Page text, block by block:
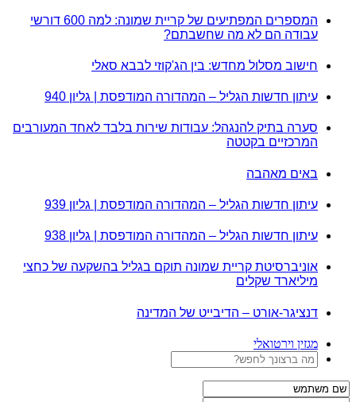
המספרים המפתיעים של קריית שמונה: למה 600 דורשי
עבודה הם לא מה שחשבתם?
חישוב מסלול מחדש: בין הג'קוזי לבבא סאלי
עיתון חדשות הגליל – המהדורה המודפסת | גליון 940
סערה בתיק להנגהל: עבודות שירות בלבד לאחד המעורבים
המרכזיים בקטטה
באים מאהבה
עיתון חדשות הגליל – המהדורה המודפסת | גליון 939
עיתון חדשות הגליל – המהדורה המודפסת | גליון 938
אוניברסיטת קריית שמונה תוקם בגליל בהשקעה של כחצי
מיליארד שקלים
דנציגר-אורט – הדיבייט של המדינה
מגזין וירטואלי